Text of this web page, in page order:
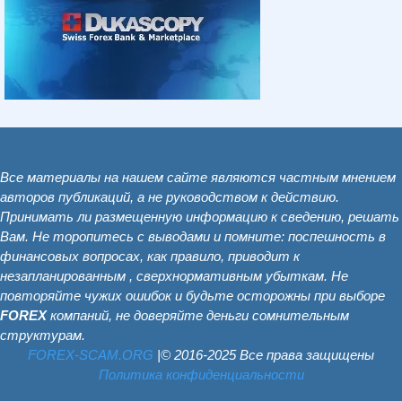
Все материалы на нашем сайте являются частным мнением
авторов публикаций, а не руководством к действию.
Принимать ли размещенную информацию к сведению, решать
Вам. Не торопитесь с выводами и помните: поспешность в
финансовых вопросах, как правило, приводит к
незапланированным , сверхнормативным убыткам. Не
повторяйте чужих ошибок и будьте осторожны при выборе
FOREXкомпаний, не доверяйте деньги сомнительным
структурам.
FOREX-SCAM.ОRG |© 2016-2025 Все права защищены
Политика конфиденциальности